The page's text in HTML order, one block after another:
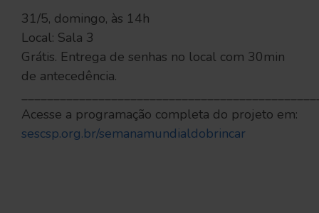
31/5, domingo, às 14h
Local: Sala 3
Grátis. Entrega de senhas no local com 30min
de antecedência.
Acesse a programação completa do projeto em:
sescsp.org.br/semanamundialdobrincar